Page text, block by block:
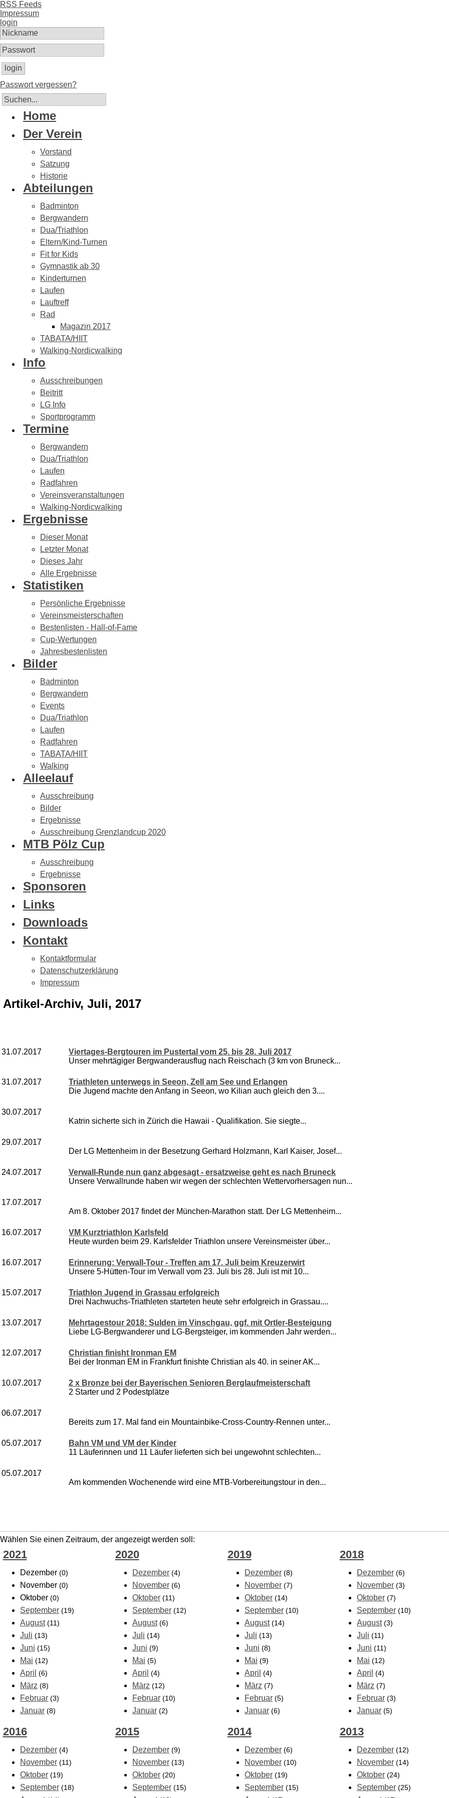
RSS Feeds
Impressum
login
login
Passwort vergessen?
Home
Der Verein
Vorstand
Satzung
Historie
Abteilungen
Badminton
Bergwandern
Dua/Triathlon
Eltern/Kind-Turnen
Fit for Kids
Gymnastik ab 30
Kinderturnen
Laufen
Lauftreff
Rad
Magazin 2017
TABATA/HIIT
Walking-Nordicwalking
Info
Ausschreibungen
Beitritt
LG Info
Sportprogramm
Termine
Bergwandern
Dua/Triathlon
Laufen
Radfahren
Vereinsveranstaltungen
Walking-Nordicwalking
Ergebnisse
Dieser Monat
Letzter Monat
Dieses Jahr
Alle Ergebnisse
Statistiken
Persönliche Ergebnisse
Vereinsmeisterschaften
Bestenlisten - Hall-of-Fame
Cup-Wertungen
Jahresbestenlisten
Bilder
Badminton
Bergwandern
Events
Dua/Triathlon
Laufen
Radfahren
TABATA/HIIT
Walking
Alleelauf
Ausschreibung
Bilder
Ergebnisse
Ausschreibung Grenzlandcup 2020
MTB Pölz Cup
Ausschreibung
Ergebnisse
Sponsoren
Links
Downloads
Kontakt
Kontaktformular
Datenschutzerklärung
Impressum
Artikel-Archiv, Juli, 2017
31.07.2017
Viertages-Bergtouren im Pustertal vom 25. bis 28. Juli 2017
Unser mehrtägiger Bergwanderausflug nach Reischach (3 km von Bruneck...
31.07.2017
Triathleten unterwegs in Seeon, Zell am See und Erlangen
Die Jugend machte den Anfang in Seeon, wo Kilian auch gleich den 3....
30.07.2017
Katrin sicherte sich in Zürich die Hawaii - Qualifikation. Sie siegte...
29.07.2017
Der LG Mettenheim in der Besetzung Gerhard Holzmann, Karl Kaiser, Josef...
24.07.2017
Verwall-Runde nun ganz abgesagt - ersatzweise geht es nach Bruneck
Unsere Verwallrunde haben wir wegen der schlechten Wettervorhersagen nun...
17.07.2017
Am 8. Oktober 2017 findet der München-Marathon statt. Der LG Mettenheim...
16.07.2017
VM Kurztriathlon Karlsfeld
Heute wurden beim 29. Karlsfelder Triathlon unsere Vereinsmeister über...
16.07.2017
Erinnerung: Verwall-Tour - Treffen am 17. Juli beim Kreuzerwirt
Unsere 5-Hütten-Tour im Verwall vom 23. Juli bis 28. Juli ist mit 10...
15.07.2017
Triathlon Jugend in Grassau erfolgreich
Drei Nachwuchs-Triathleten starteten heute sehr erfolgreich in Grassau....
13.07.2017
Mehrtagestour 2018: Sulden im Vinschgau, ggf. mit Ortler-Besteigung
Liebe LG-Bergwanderer und LG-Bergsteiger, im kommenden Jahr werden...
12.07.2017
Christian finisht Ironman EM
Bei der Ironman EM in Frankfurt finishte Christian als 40. in seiner AK...
10.07.2017
2 x Bronze bei der Bayerischen Senioren Berglaufmeisterschaft
2 Starter und 2 Podestplätze
06.07.2017
Bereits zum 17. Mal fand ein Mountainbike-Cross-Country-Rennen unter...
05.07.2017
Bahn VM und VM der Kinder
11 Läuferinnen und 11 Läufer lieferten sich bei ungewohnt schlechten...
05.07.2017
Am kommenden Wochenende wird eine MTB-Vorbereitungstour in den...
Wählen Sie einen Zeitraum, der angezeigt werden soll:
2021
Dezember (0)
November (0)
Oktober (0)
September (19)
August (11)
Juli (13)
Juni (15)
Mai (12)
April (6)
März (8)
Februar (3)
Januar (8)
2020
Dezember (4)
November (6)
Oktober (11)
September (12)
August (6)
Juli (14)
Juni (9)
Mai (5)
April (4)
März (12)
Februar (10)
Januar (2)
2019
Dezember (8)
November (7)
Oktober (14)
September (10)
August (14)
Juli (13)
Juni (8)
Mai (9)
April (4)
März (7)
Februar (5)
Januar (6)
2018
Dezember (6)
November (3)
Oktober (7)
September (10)
August (3)
Juli (11)
Juni (11)
Mai (12)
April (4)
März (7)
Februar (3)
Januar (5)
2016
Dezember (4)
November (11)
Oktober (19)
September (18)
2015
Dezember (9)
November (13)
Oktober (20)
September (15)
2014
Dezember (6)
November (10)
Oktober (19)
September (15)
2013
Dezember (12)
November (14)
Oktober (24)
September (25)